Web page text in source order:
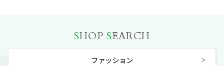
SHOP SEARCH
ファッション